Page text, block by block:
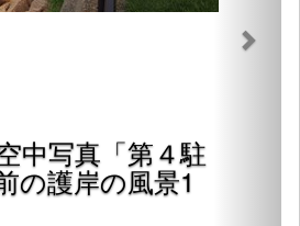
中写真「第４駐
の護岸の風景1